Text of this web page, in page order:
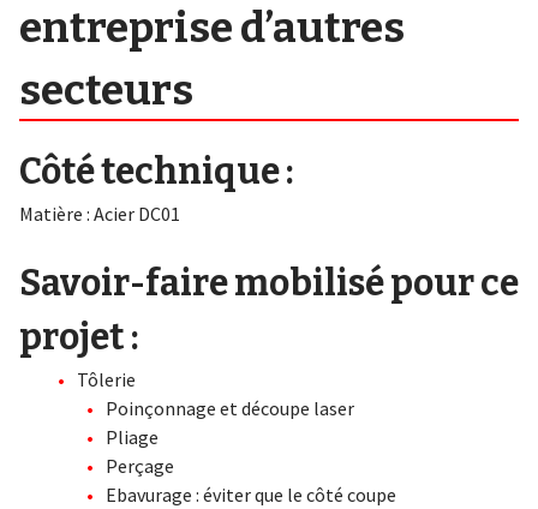
entreprise d’autres
secteurs
Côté technique :
Matière : Acier DC01
Savoir-faire mobilisé pour ce
projet :
Tôlerie
Poinçonnage et découpe laser
Pliage
Perçage
Ebavurage : éviter que le côté coupe